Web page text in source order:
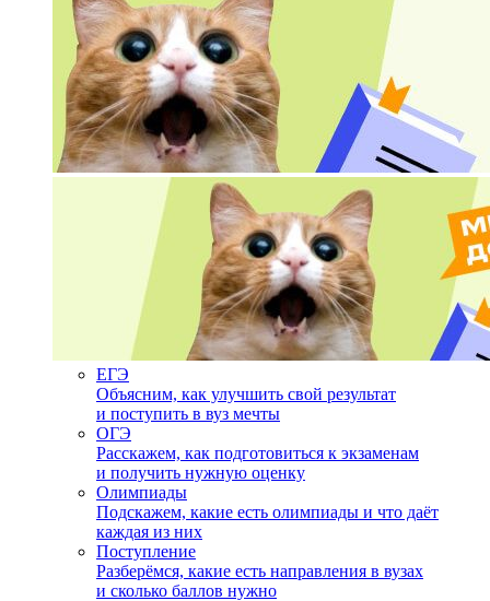
ЕГЭ
Объясним, как улучшить свой результат
и поступить в вуз мечты
ОГЭ
Расскажем, как подготовиться к экзаменам
и получить нужную оценку
Олимпиады
Подскажем, какие есть олимпиады и что даёт
каждая из них
Поступление
Разберёмся, какие есть направления в вузах
и сколько баллов нужно